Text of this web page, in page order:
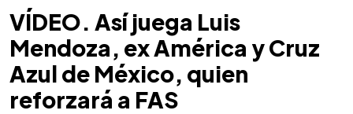
VÍDEO. Así juega Luis
Mendoza, ex América y Cruz
Azul de México, quien
reforzará a FAS